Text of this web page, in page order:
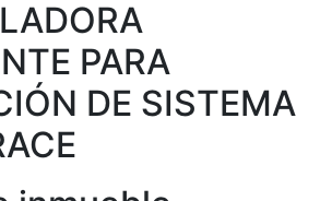
PARA
DE SISTEMA